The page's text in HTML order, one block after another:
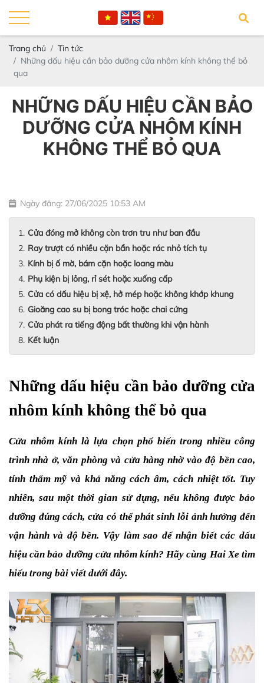
Trang chủ
Tin tức
Những dấu hiệu cần bảo dưỡng cửa nhôm kính không thể bỏ
qua
NHỮNG DẤU HIỆU CẦN BẢO
DƯỠNG CỬA NHÔM KÍNH
KHÔNG THỂ BỎ QUA
Ngày đăng: 27/06/2025 10:53 AM
Cửa đóng mở không còn trơn tru như ban đầu
Ray trượt có nhiều cặn bẩn hoặc rác nhỏ tích tụ
Kính bị ố mờ, bám cặn hoặc loang màu
Phụ kiện bị lỏng, rỉ sét hoặc xuống cấp
Cửa có dấu hiệu bị xệ, hở mép hoặc không khớp khung
Gioăng cao su bị bong tróc hoặc chai cứng
Cửa phát ra tiếng động bất thường khi vận hành
Kết luận
Những dấu hiệu cần bảo dưỡng cửa
nhôm kính không thể bỏ qua
Cửa nhôm kính là lựa chọn phổ biến trong nhiều công
trình nhà ở, văn phòng và cửa hàng nhờ vào độ bền cao,
tính thẩm mỹ và khả năng cách âm, cách nhiệt tốt. Tuy
nhiên, sau một thời gian sử dụng, nếu không được bảo
dưỡng đúng cách, cửa có thể phát sinh lỗi ảnh hưởng đến
vận hành và độ bền. Vậy làm sao để nhận biết các dấu
hiệu cần bảo dưỡng cửa nhôm kính? Hãy cùng Hai Xe tìm
hiểu trong bài viết dưới đây.